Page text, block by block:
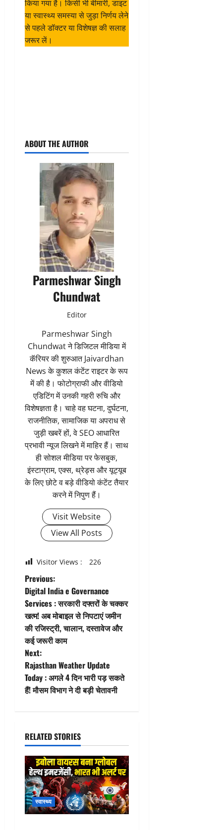
किया गया है। किसी भी बीमारी, डाइट
या स्वास्थ्य समस्या से जुड़ा निर्णय लेने
से पहले डॉक्टर या विशेषज्ञ की सलाह
जरूर लें।
ABOUT THE AUTHOR
Parmeshwar Singh
Chundwat
Editor
Parmeshwar Singh
Chundwat ने डिजिटल मीडिया में
कॅरियर की शुरुआत Jaivardhan
News के कुशल कंटेंट राइटर के रूप
में की है। फोटोग्राफी और वीडियो
एडिटिंग में उनकी गहरी रुचि और
विशेषज्ञता है। चाहे वह घटना, दुर्घटना,
राजनीतिक, सामाजिक या अपराध से
जुड़ी खबरें हों, वे SEO आधारित
प्रभावी न्यूज लिखने में माहिर हैं। साथ
ही सोशल मीडिया पर फेसबुक,
इंस्टाग्राम, एक्स, थ्रेड्स और यूट्यूब
के लिए छोटे व बड़े वीडियो कंटेंट तैयार
करने में निपुण हैं।
Visit Website
View All Posts
Visitor Views : 226
P
o
s
t
n
a
i
g
a
t
i
Previous:
Digital India e Governance
Services : सरकारी दफ्तरों के चक्कर
खत्म! अब मोबाइल से निपटाएं जमीन
की रजिस्ट्री, चालान, दस्तावेज और
कई जरूरी काम
Next:
Rajasthan Weather Update
Today : अगले 4 दिन भारी पड़ सकते
हैं! मौसम विभाग ने दी बड़ी चेतावनी
RELATED STORIES
स्वास्थ्य